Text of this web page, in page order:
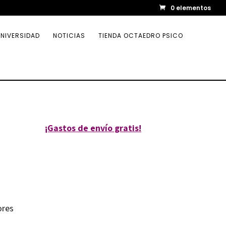
0 elementos
NOTICIAS TIENDA OCTAEDRO PSICO
¡Gastos de envío gratis!